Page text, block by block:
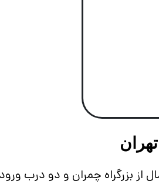
از بزرگراه چمران و دو درب